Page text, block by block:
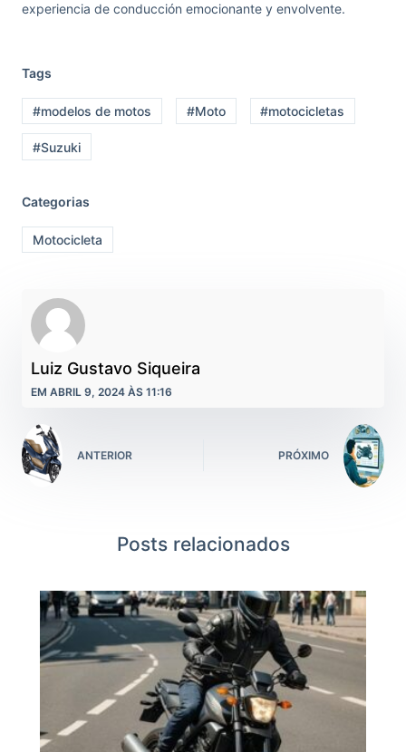
experiencia de conducción emocionante y envolvente.
Tags
#modelos de motos #Moto #motocicletas
#Suzuki
Categorias
Motocicleta
Luiz Gustavo Siqueira
EM ABRIL 9, 2024 ÀS 11:16
ANTERIOR PRÓXIMO
Posts relacionados